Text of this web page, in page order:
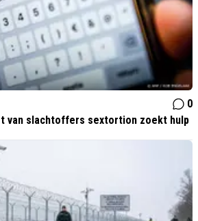
0
van slachtoffers sextortion zoekt hulp